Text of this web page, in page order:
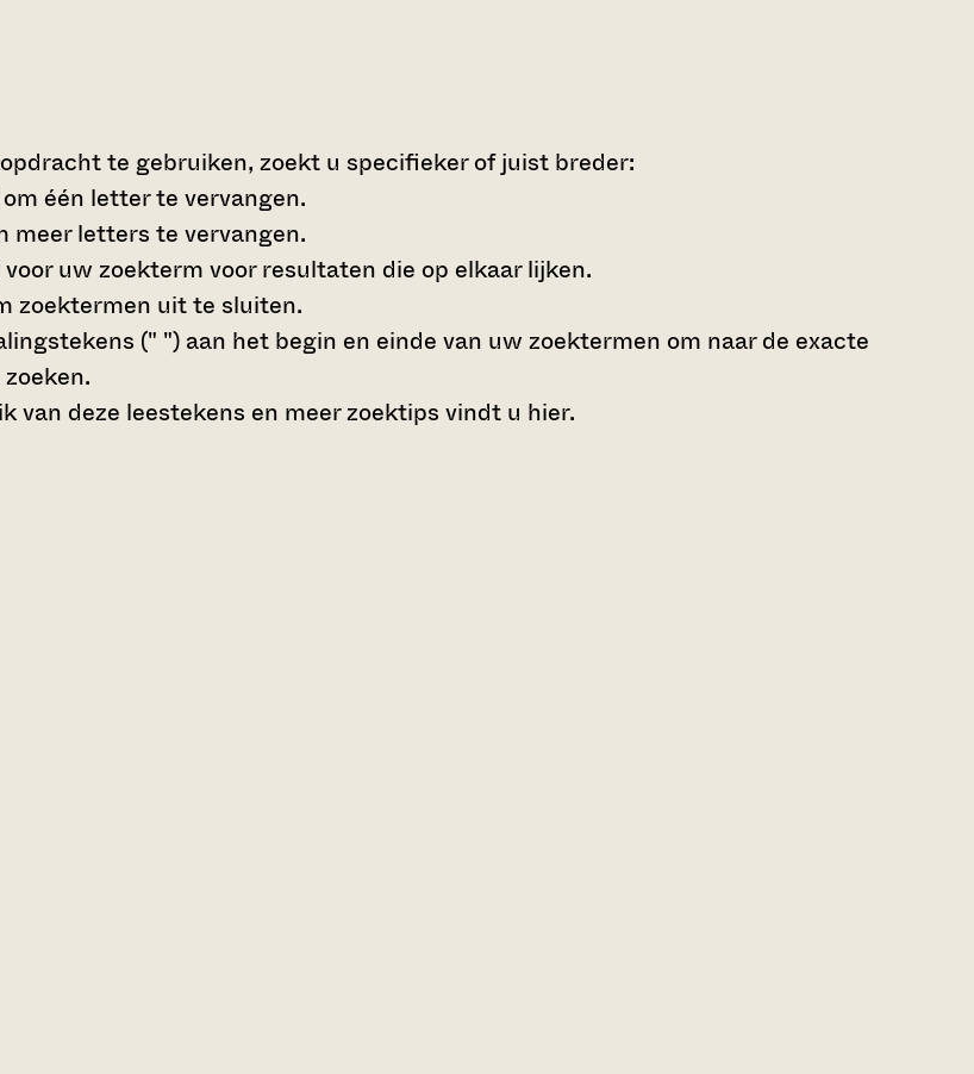
te gebruiken, zoekt u specifieker of juist breder:
om één letter te vervangen.
meer letters te vervangen.
voor uw zoekterm voor resultaten die op elkaar lijken.
zoektermen uit te sluiten.
(" ") aan het begin en einde van uw zoektermen om naar de exacte
van deze leestekens en meer zoektips vindt u hier.